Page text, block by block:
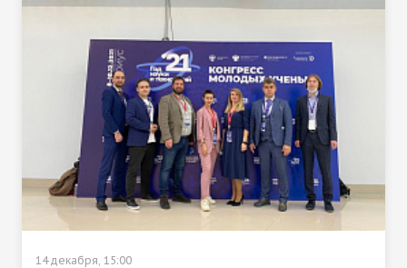
14 декабря, 15:00